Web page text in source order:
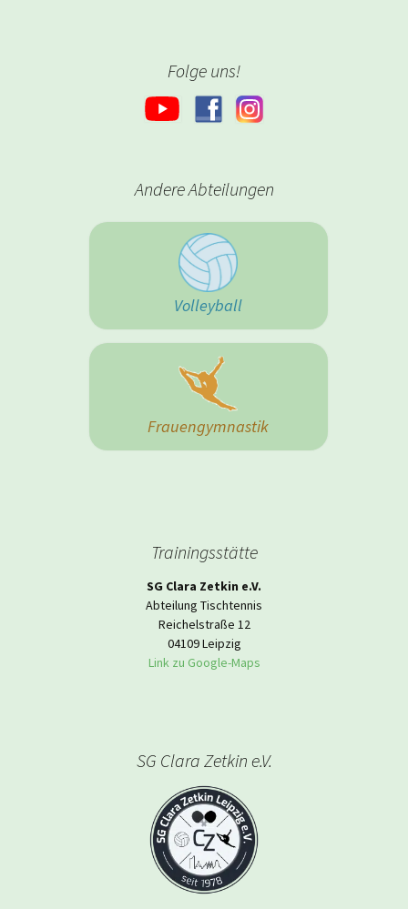
Folge uns!
Andere Abteilungen
Volleyball
Frauengymnastik
Trainingsstätte
SG Clara Zetkin e.V.
Abteilung Tischtennis
Reichelstraße 12
04109 Leipzig
Link zu Google-Maps
SG Clara Zetkin e.V.